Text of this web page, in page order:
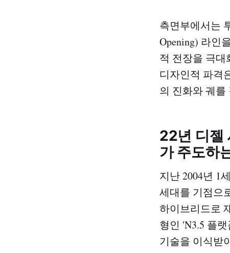
측면부에서는
Opening) 라인
적 전장을 극
디자인적 파격
의 진화와 궤를
22년 디젤
가 주도하
지난 2004년 1
세대를 기점으
하이브리드로
형인 'N3.5 플
기술을 이식받